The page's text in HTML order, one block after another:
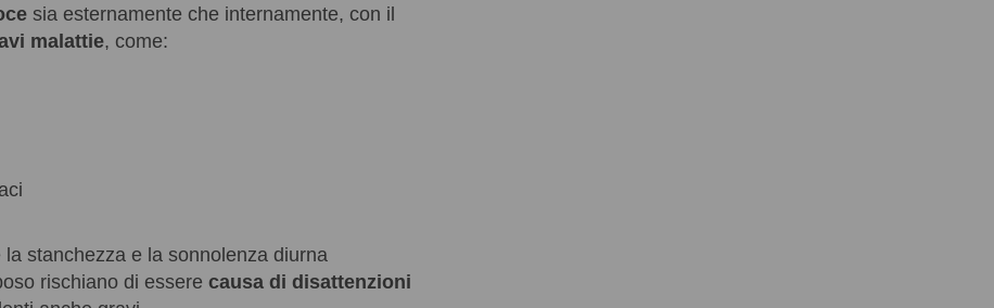
sia esternamente che internamente, con il
malattie, come:
stanchezza e la sonnolenza diurna
rischiano di essere causa di disattenzioni